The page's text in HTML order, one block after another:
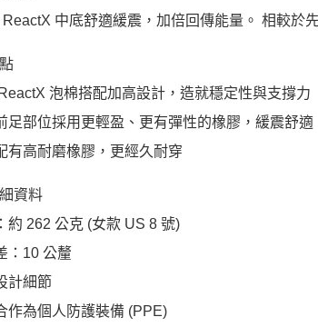
中底舒適緩震，加倍回傳能量。 相較於
泡棉搭配加高設計，造就穩定性與支撐力
足部位採用更輕盈、更有彈性的橡膠，緩震舒適
有高耐磨橡膠，更經久耐穿
資料
約 262 公克 (女款 US 8 號)
：10 公釐
計細節
作為個人防護裝備 (PPE)